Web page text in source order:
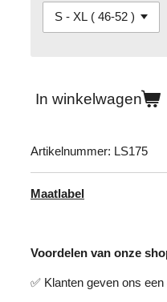
In winkelwagen
Artikelnummer: LS175
Maatlabel
Voordelen van onze
✅ Klanten geven ons een